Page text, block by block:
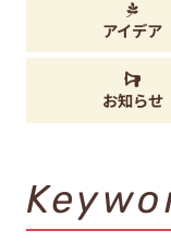
アイデア
お知らせ